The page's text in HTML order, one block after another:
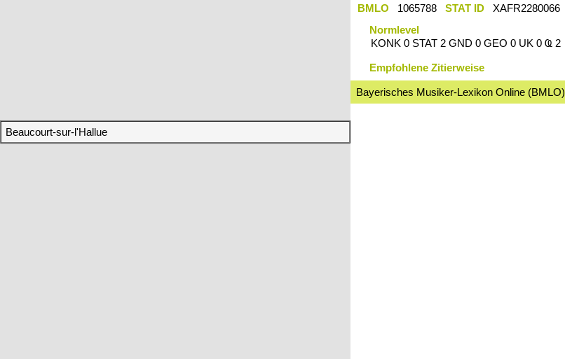
Beaucourt-sur-l'Hallue
BMLO 1065788 STAT ID
XAFR2280066
Normlevel
KONK 0 STAT 2 GND 0 GEO 0 UK 0 Ҩ 2
Empfohlene Zitierweise
Bayerisches Musiker-Lexikon Online (BMLO)